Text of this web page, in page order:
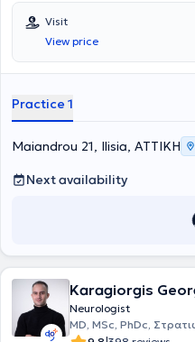
Visit
View price
Practice 1
Maiandrou 21, Ilisia, ΑΤΤΙΚΗ
Next availability
Karagiorgis
Neurologist
MD, MSc, PhDc,